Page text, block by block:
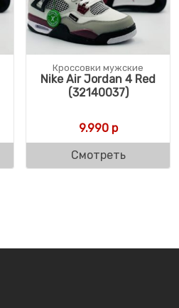
Кроссовки мужские
Nike Air Jordan 4 Red
(32140037)
9.990р
Смотреть